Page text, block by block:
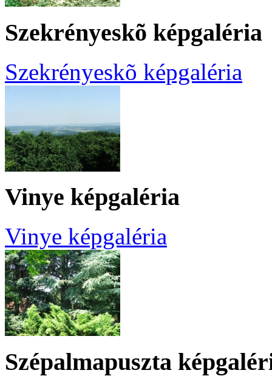
Szekrényeskõ képgaléria
Szekrényeskõ képgaléria
Vinye képgaléria
Vinye képgaléria
Szépalmapuszta